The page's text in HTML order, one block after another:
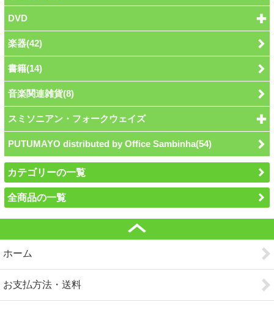
DVD
楽器(42)
書籍(14)
音楽関連雑貨(8)
スミソニアン・フォークウェイズ
PUTUMAYO distributed by Office Sambinha(54)
カテゴリーの一覧
全商品の一覧
ホーム
お支払方法・送料